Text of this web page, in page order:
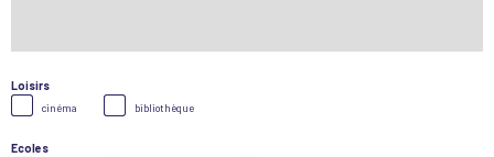
Loisirs
cinéma bibliothèque
Ecoles